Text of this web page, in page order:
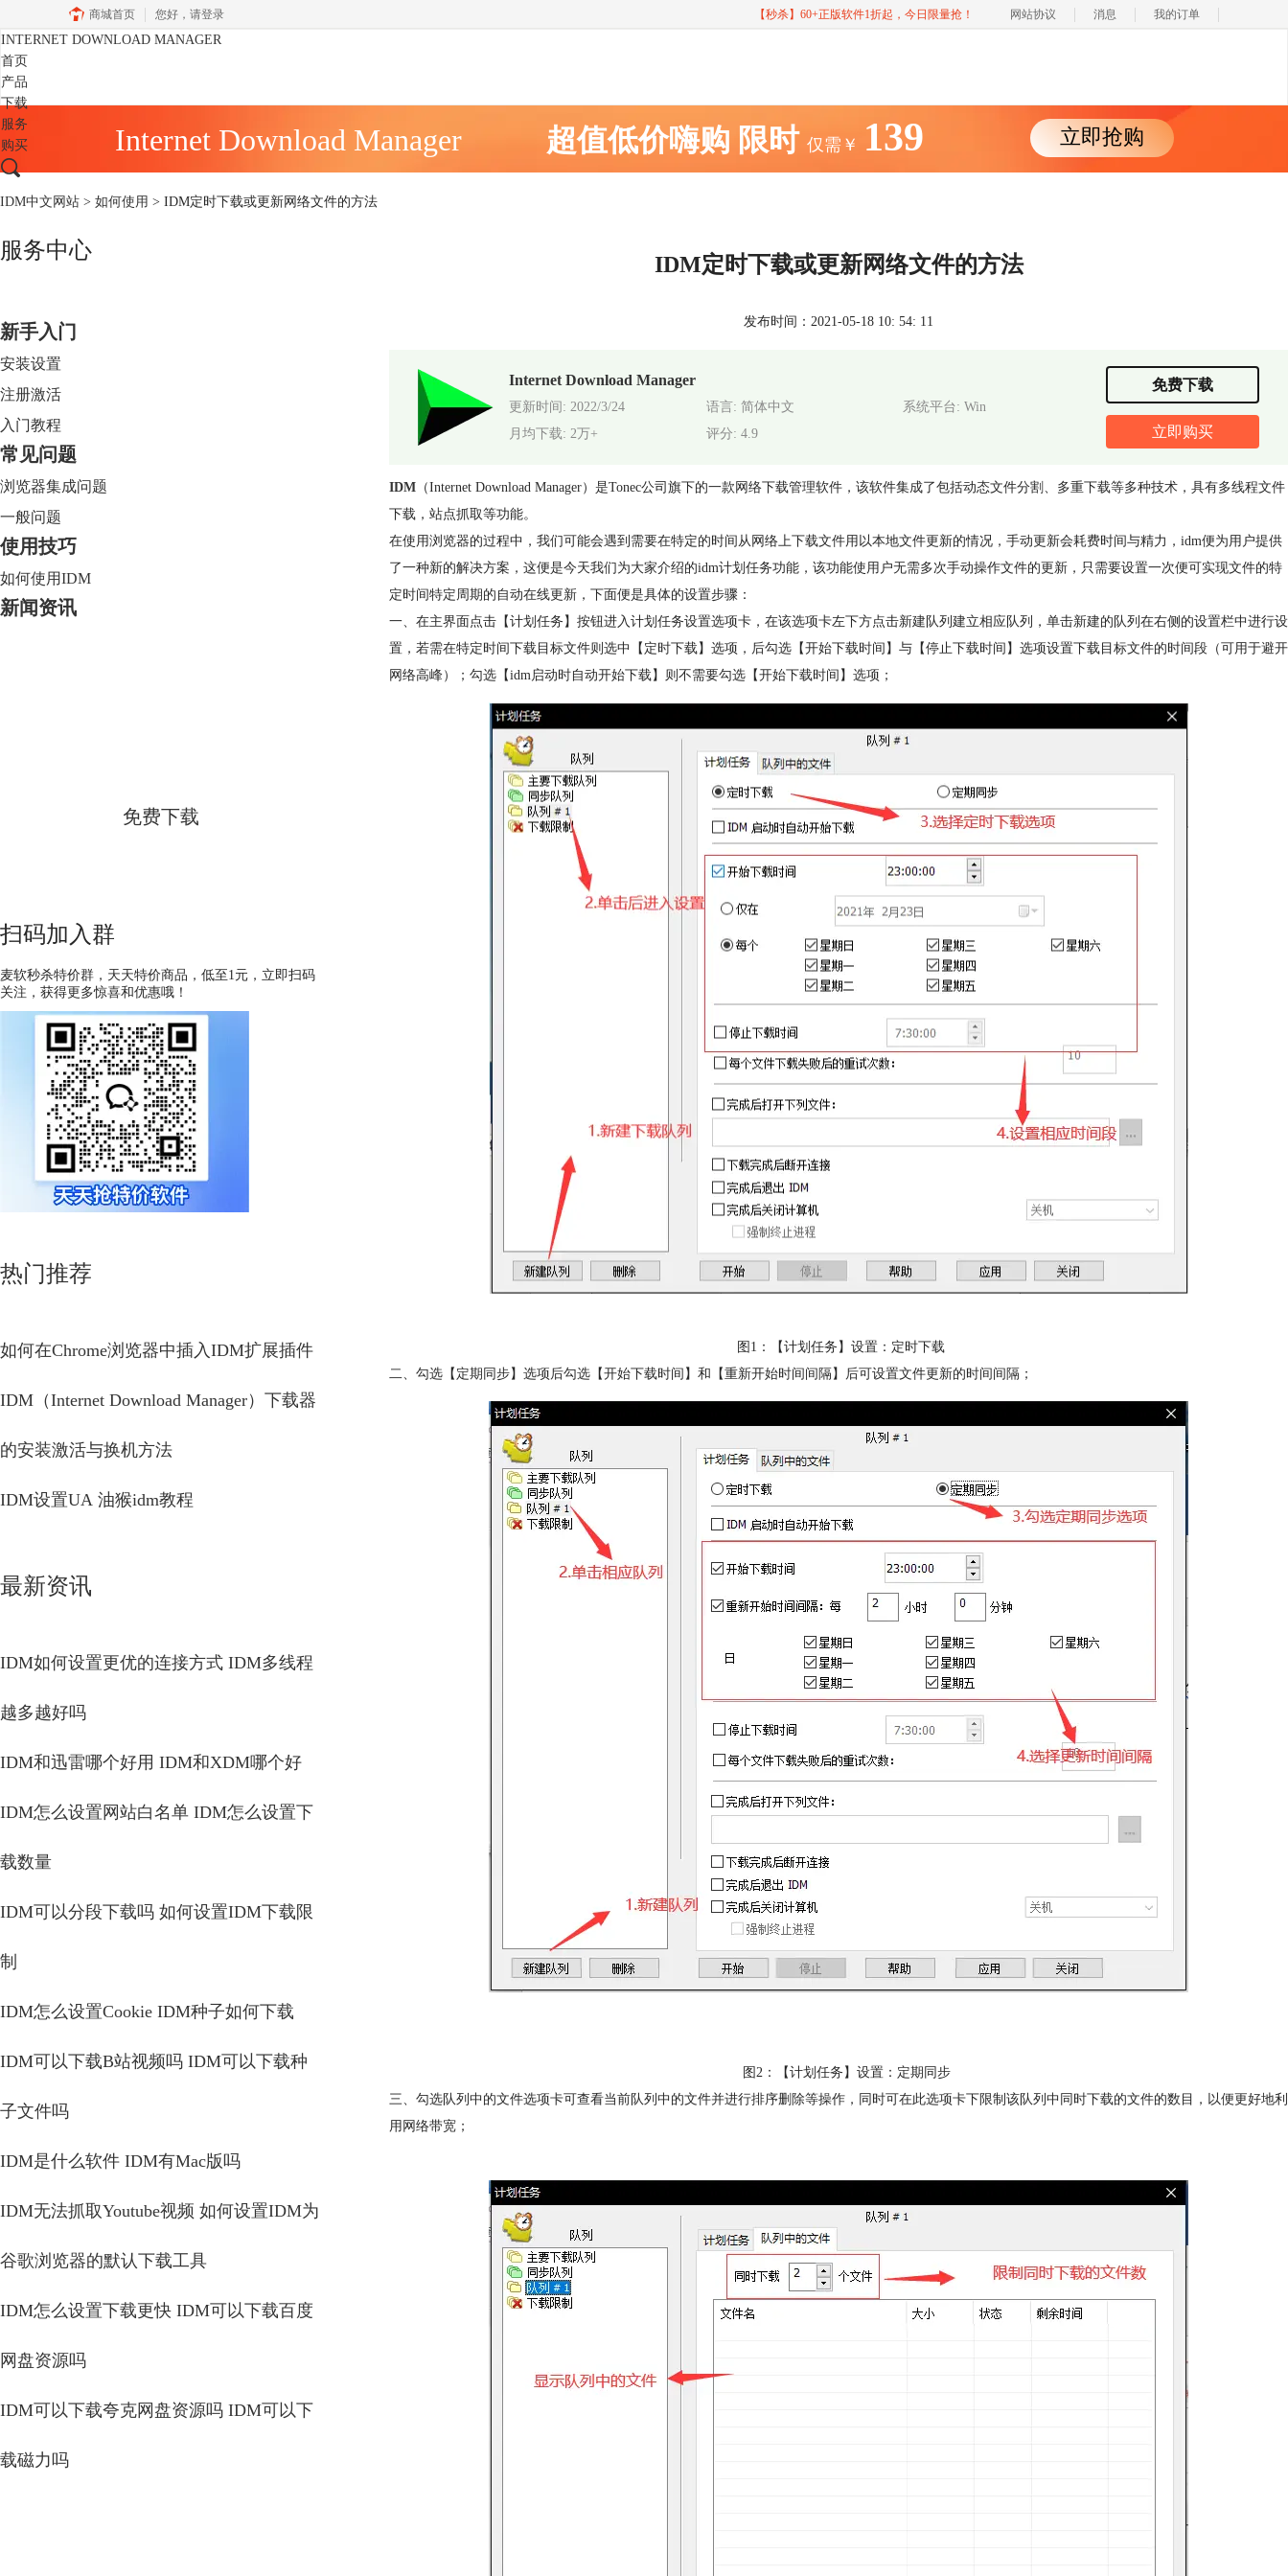
商城首页 您好， 请登录 【秒杀】60+正版软件1折起，今日限量抢！ 网站协议 消息 我的订单
INTERNET DOWNLOAD MANAGER
首页
产品
下载
服务
购买
Internet Download Manager 超值低价嗨购 限时 仅需￥ 139 立即抢购
IDM中文网站 > 如何使用 > IDM定时下载或更新网络文件的方法
服务中心
新手入门
安装设置
注册激活
入门教程
常见问题
浏览器集成问题
一般问题
使用技巧
如何使用IDM
新闻资讯
免费下载
扫码加入群
麦软秒杀特价群，天天特价商品，低至1元，立即扫码
关注，获得更多惊喜和优惠哦！
热门推荐
如何在Chrome浏览器中插入IDM扩展插件
IDM（Internet Download Manager）下载器
的安装激活与换机方法
IDM设置UA 油猴idm教程
最新资讯
IDM如何设置更优的连接方式 IDM多线程
越多越好吗
IDM和迅雷哪个好用 IDM和XDM哪个好
IDM怎么设置网站白名单 IDM怎么设置下
载数量
IDM可以分段下载吗 如何设置IDM下载限
制
IDM怎么设置Cookie IDM种子如何下载
IDM可以下载B站视频吗 IDM可以下载种
子文件吗
IDM是什么软件 IDM有Mac版吗
IDM无法抓取Youtube视频 如何设置IDM为
谷歌浏览器的默认下载工具
IDM怎么设置下载更快 IDM可以下载百度
网盘资源吗
IDM可以下载夸克网盘资源吗 IDM可以下
载磁力吗
IDM定时下载或更新网络文件的方法
发布时间：2021-05-18 10: 54: 11
Internet Download Manager
更新时间: 2022/3/24 语言: 简体中文
系统平台: Win
月均下载: 2万+
评分: 4.9
免费下载
立即购买
IDM （Internet Download Manager）是Tonec公司旗下的一款网络下载管理软件，该软件集成了包括动态文件分割、多重下载等多种技术，具有多线程文件
下载，站点抓取等功能。
在使用浏览器的过程中，我们可能会遇到需要在特定的时间从网络上下载文件用以本地文件更新的情况，手动更新会耗费时间与精力，idm便为用户提供
了一种新的解决方案，这便是今天我们为大家介绍的idm计划任务功能，该功能使用户无需多次手动操作文件的更新，只需要设置一次便可实现文件的特
定时间特定周期的自动在线更新，下面便是具体的设置步骤：
一、在主界面点击【计划任务】按钮进入计划任务设置选项卡，在该选项卡左下方点击新建队列建立相应队列，单击新建的队列在右侧的设置栏中进行设
置，若需在特定时间下载目标文件则选中【定时下载】选项，后勾选【开始下载时间】与【停止下载时间】选项设置下载目标文件的时间段（可用于避开
网络高峰）；勾选【idm启动时自动开始下载】则不需要勾选【开始下载时间】选项；
图1：【计划任务】设置：定时下载
二、勾选【定期同步】选项后勾选【开始下载时间】和【重新开始时间间隔】后可设置文件更新的时间间隔；
图2：【计划任务】设置：定期同步
三、勾选队列中的文件选项卡可查看当前队列中的文件并进行排序删除等操作，同时可在此选项卡下限制该队列中同时下载的文件的数目，以便更好地利
用网络带宽；